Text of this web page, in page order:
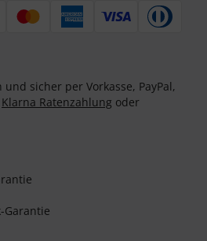
sicher per Vorkasse, PayPal,
Klarna Ratenzahlung oder
Garantie